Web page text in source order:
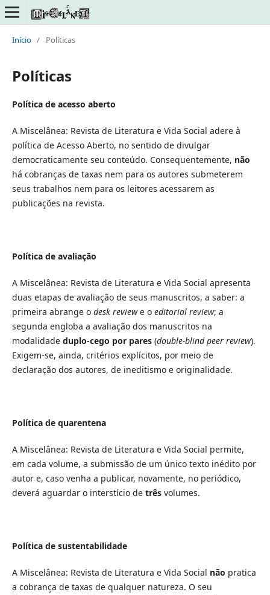
Início / Políticas
Políticas
Política de acesso aberto
A Miscelânea: Revista de Literatura e Vida Social adere à
política de Acesso Aberto, no sentido de divulgar
democraticamente seu conteúdo. Consequentemente, não
há cobranças de taxas nem para os autores submeterem
seus trabalhos nem para os leitores acessarem as
publicações na revista.
Política de avaliação
A Miscelânea: Revista de Literatura e Vida Social apresenta
duas etapas de avaliação de seus manuscritos, a saber: a
primeira abrange o desk reviewe o editorial review; a
segunda engloba a avaliação dos manuscritos na
modalidade duplo-cego por pares(double-blind peer review).
Exigem-se, ainda, critérios explícitos, por meio de
declaração dos autores, de ineditismo e originalidade.
Política de quarentena
A Miscelânea: Revista de Literatura e Vida Social permite,
em cada volume, a submissão de um único texto inédito por
autor e, caso venha a publicar, novamente, no periódico,
deverá aguardar o interstício de trêsvolumes.
Política de sustentabilidade
A Miscelânea: Revista de Literatura e Vida Social não pratica
a cobrança de taxas de qualquer natureza. O seu